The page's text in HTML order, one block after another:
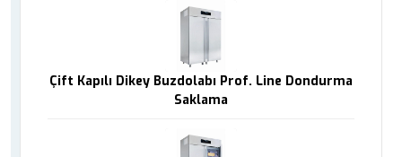
Çift Kapılı Dikey Buzdolabı Prof. Line Dondurma
Saklama